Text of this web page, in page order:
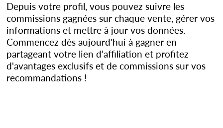
Depuis votre profil, vous pouvez suivre les
commissions gagnées sur chaque vente, gérer vos
informations et mettre à jour vos données.
Commencez dès aujourd'hui à gagner en
partageant votre lien d'affiliation et profitez
d'avantages exclusifs et de commissions sur vos
recommandations !